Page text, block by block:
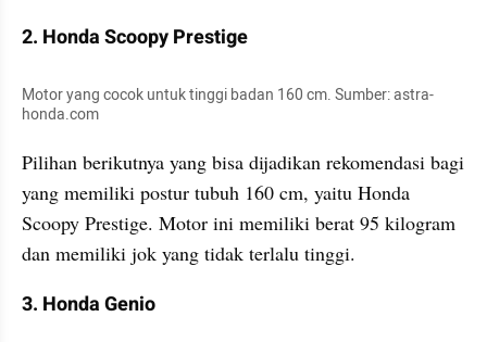
2. Honda Scoopy Prestige
Motor yang cocok untuk tinggi badan 160 cm. Sumber: astra-
honda.com
Pilihan berikutnya yang bisa dijadikan rekomendasi bagi
yang memiliki postur tubuh 160 cm, yaitu Honda
Scoopy Prestige. Motor ini memiliki berat 95 kilogram
dan memiliki jok yang tidak terlalu tinggi.
3. Honda Genio